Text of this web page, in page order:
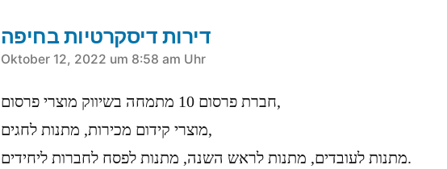
דירות דיסקרטיות בחיפה
sagt:
Oktober 12, 2022 um 8:58 am Uhr
חברת פרסום 10 מתמחה בשיווק מוצרי פרסום,
מוצרי קידום מכירות, מתנות לחגים,
מתנות לעובדים, מתנות לראש השנה, מתנות לפסח לחברות ליחידים.